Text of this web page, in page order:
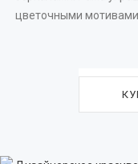
цветочными мотивами.